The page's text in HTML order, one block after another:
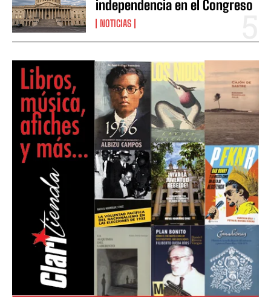
independencia en el Congreso
NOTICIAS